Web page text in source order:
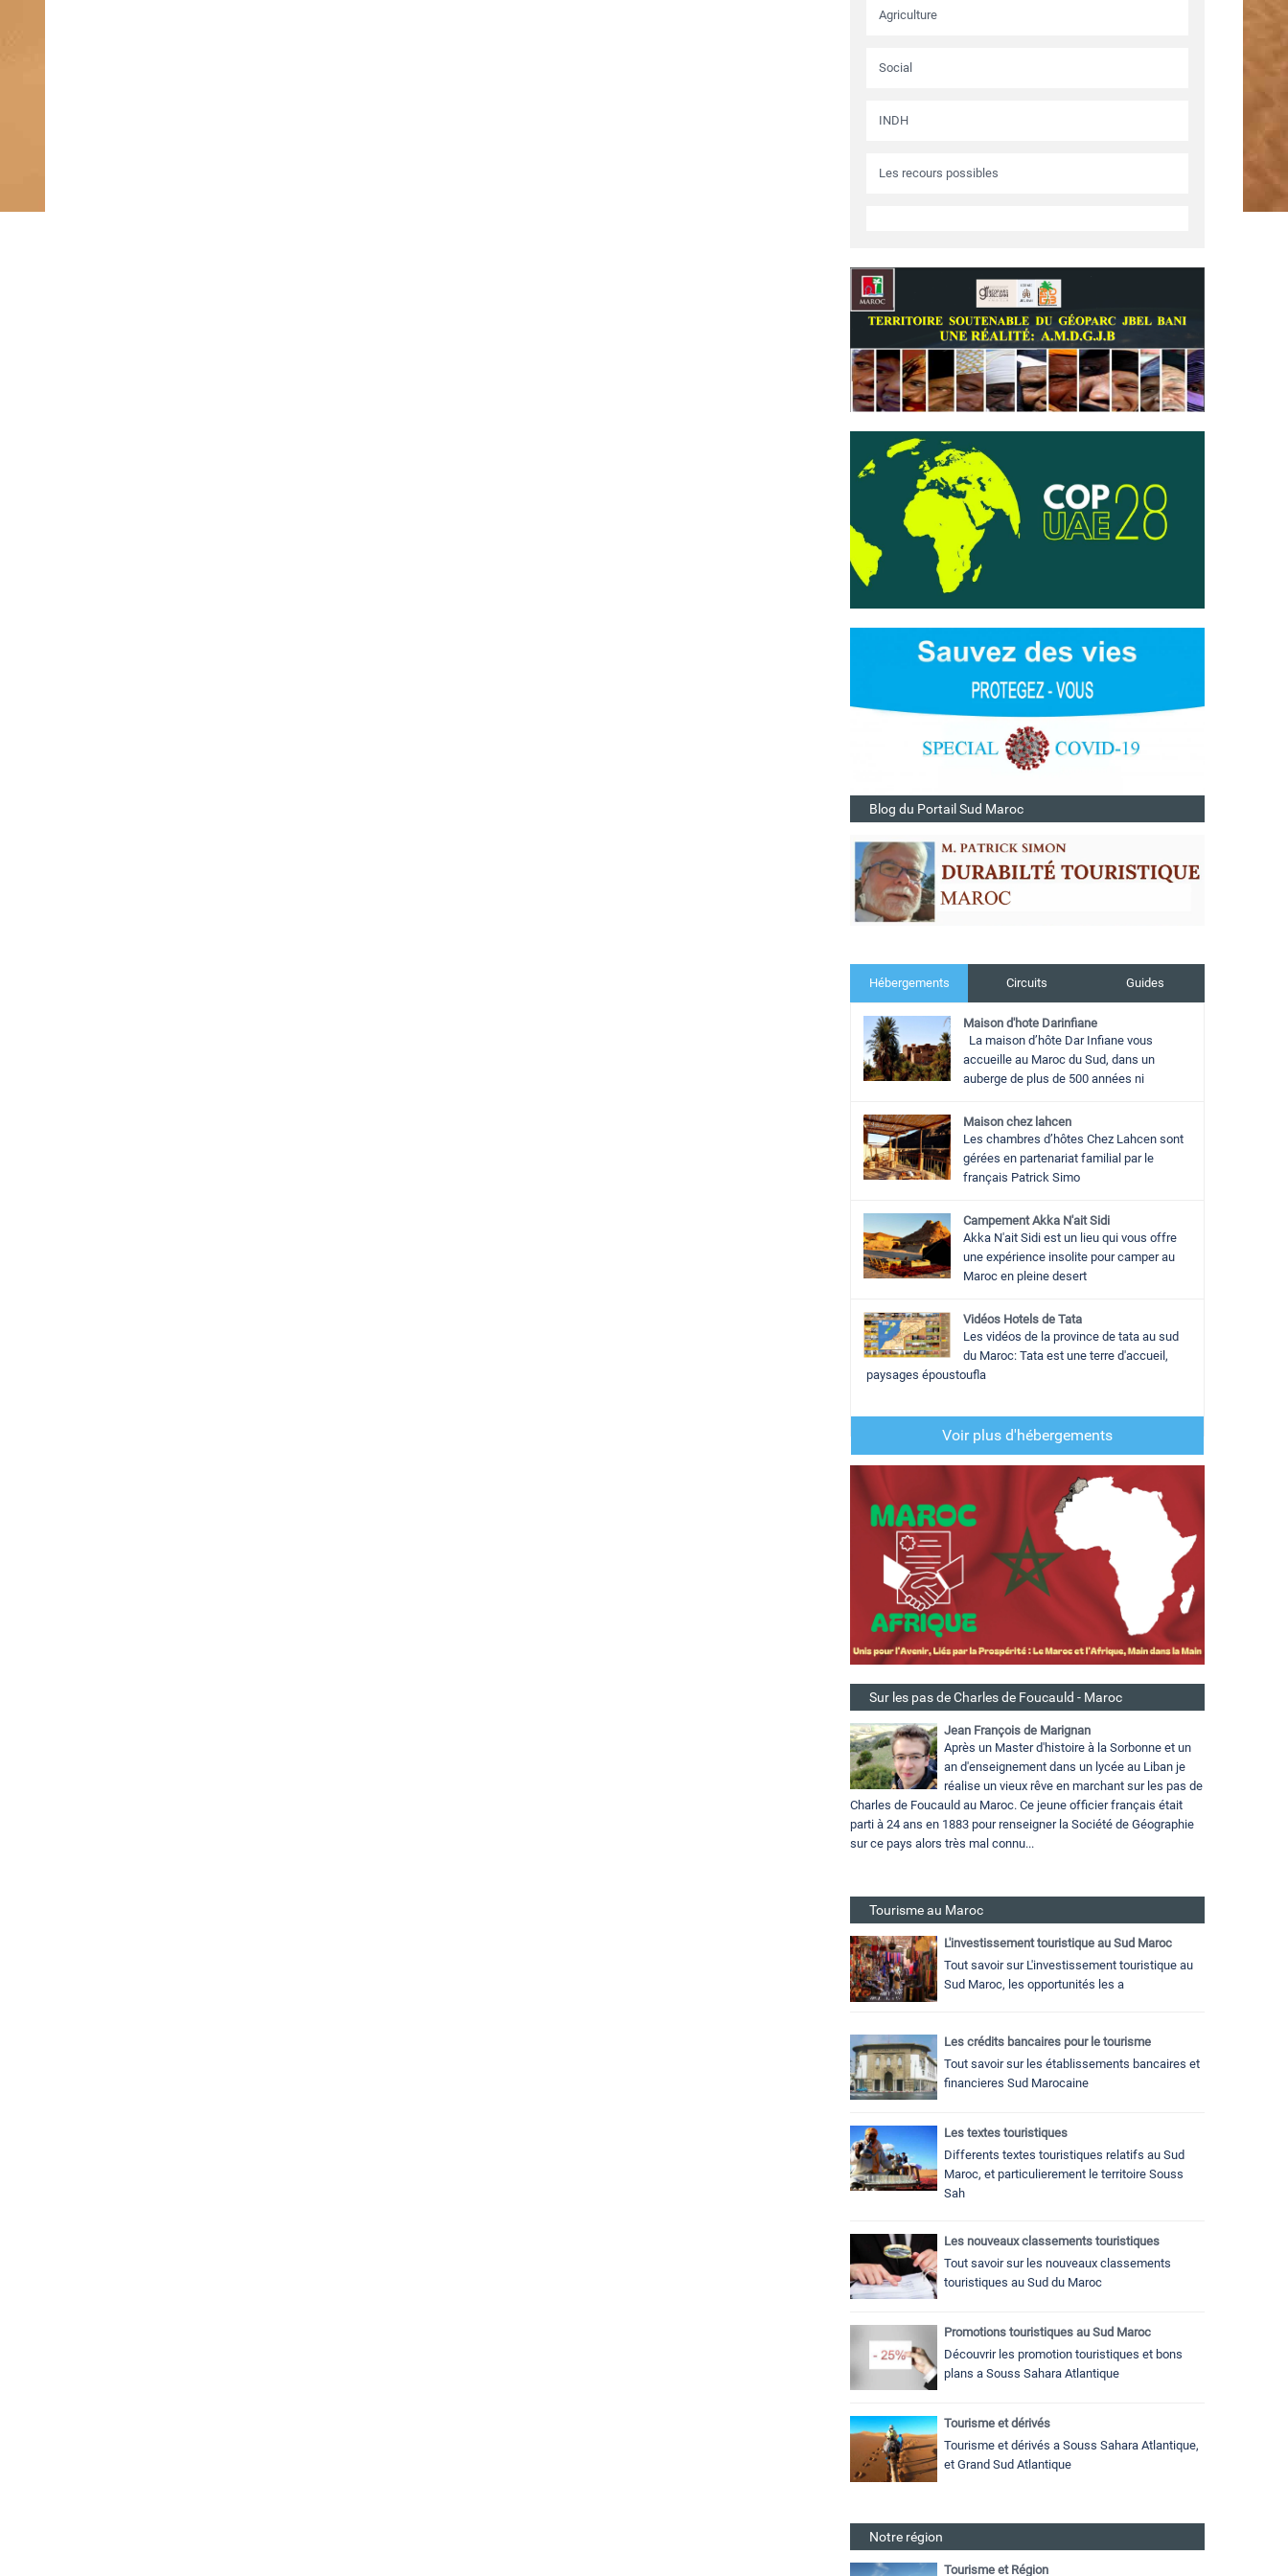
Agriculture
Social
INDH
Les recours possibles
Blog du Portail Sud Maroc
Hébergements Circuits Guides
Maison d'hote Darinfiane
La maison d’hôte Dar Infiane vous
accueille au Maroc du Sud, dans un
auberge de plus de 500 années ni
Maison chez lahcen
Les chambres d’hôtes Chez Lahcen sont
gérées en partenariat familial par le
français Patrick Simo
Campement Akka N'ait Sidi
Akka N'ait Sidi est un lieu qui vous offre
une expérience insolite pour camper au
Maroc en pleine desert
Vidéos Hotels de Tata
Les vidéos de la province de tata au sud
du Maroc: Tata est une terre d'accueil,
paysages époustoufla
Voir plus d'hébergements
Sur les pas de Charles de Foucauld - Maroc
Jean François de Marignan
Après un Master d'histoire à la Sorbonne et un
an d'enseignement dans un lycée au Liban je
réalise un vieux rêve en marchant sur les pas de
Charles de Foucauld au Maroc. Ce jeune officier français était
parti à 24 ans en 1883 pour renseigner la Société de Géographie
sur ce pays alors très mal connu...
Tourisme au Maroc
L'investissement touristique au Sud Maroc
Tout savoir sur L'investissement touristique au
Sud Maroc, les opportunités les a
Les crédits bancaires pour le tourisme
Tout savoir sur les établissements bancaires et
financieres Sud Marocaine
Les textes touristiques
Differents textes touristiques relatifs au Sud
Maroc, et particulierement le territoire Souss
Sah
Les nouveaux classements touristiques
Tout savoir sur les nouveaux classements
touristiques au Sud du Maroc
Promotions touristiques au Sud Maroc
Découvrir les promotion touristiques et bons
plans a Souss Sahara Atlantique
Tourisme et dérivés
Tourisme et dérivés a Souss Sahara Atlantique,
et Grand Sud Atlantique
Notre région
Tourisme et Région